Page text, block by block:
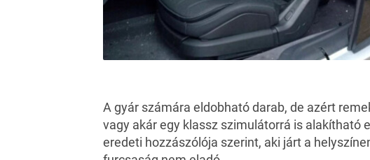
A gyár számára eldobható darab, de azért
vagy akár egy klassz szimulátorrá is alakítható
eredeti hozzászólója szerint, aki járt a